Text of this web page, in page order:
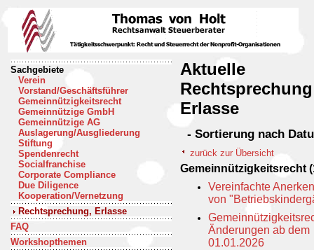
Sachgebiete
Verein
Vorstand/Geschäftsführer
Gemeinnützigkeitsrecht
Gemeinnützige GmbH
Gemeinnützige AG
Auslagerung/Ausgliederung
Stiftung
Spendenrecht
Socialfranchise
Corporate Compliance
Due Diligence
Kooperation/Vernetzung
Rechtsprechung, Erlasse
FAQ
Workshopthemen
Aktuelle
Erlasse
- Sortierung nach
zurück zur Übersicht
Gemeinnützigkeitsrecht
Vereinfachte
von
Änderungen ab dem
01.01.2026